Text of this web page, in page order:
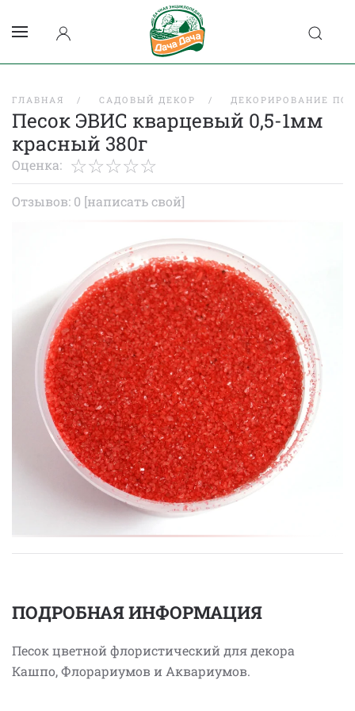
ГЛАВНАЯ САДОВЫЙ ДЕКОР ДЕКОРИРОВАНИЕ
Песок ЭВИС кварцевый 0,5-1мм
красный 380г
Оценка:
Отзывов: 0 [написать свой]
ПОДРОБНАЯ ИНФОРМАЦИЯ
Песок цветной флористический для декора
Кашпо, Флорариумов и Аквариумов.